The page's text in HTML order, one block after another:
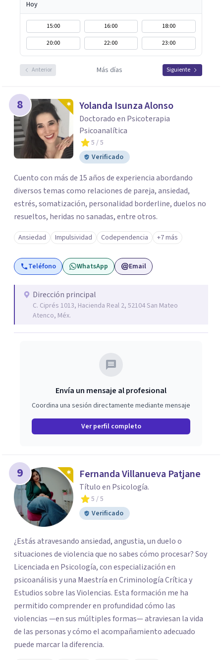
Hoy
15:00 16:00
18:00
20:00
22:00 23:00
Anterior Más días Siguiente
8 Yolanda Isunza Alonso
Doctorado en Psicoterapia
Psicoanalítica
5 / 5
Verificado
Cuento con más de 15 años de experiencia abordando
diversos temas como relaciones de pareja, ansiedad,
estrés, somatización, personalidad borderline, duelos no
resueltos, heridas no sanadas, entre otros.
Ansiedad Impulsividad Codependencia +7 más
Teléfono WhatsApp Email
Dirección principal
C. Ciprés 1013, Hacienda Real 2, 52104 San Mateo
Atenco, Méx.
Envía un mensaje al profesional
Coordina una sesión directamente mediante mensaje
Ver perfil completo
9 Fernanda Villanueva Patjane
Título en Psicología.
5 / 5
Verificado
¿Estás atravesando ansiedad, angustia, un duelo o
situaciones de violencia que no sabes cómo procesar? Soy
Licenciada en Psicología, con especialización en
psicoanálisis y una Maestría en Criminología Crítica y
Estudios sobre las Violencias. Esta formación me ha
permitido comprender en profundidad cómo las
violencias —en sus múltiples formas— atraviesan la vida
de las personas y cómo el acompañamiento adecuado
puede marcar la diferencia.